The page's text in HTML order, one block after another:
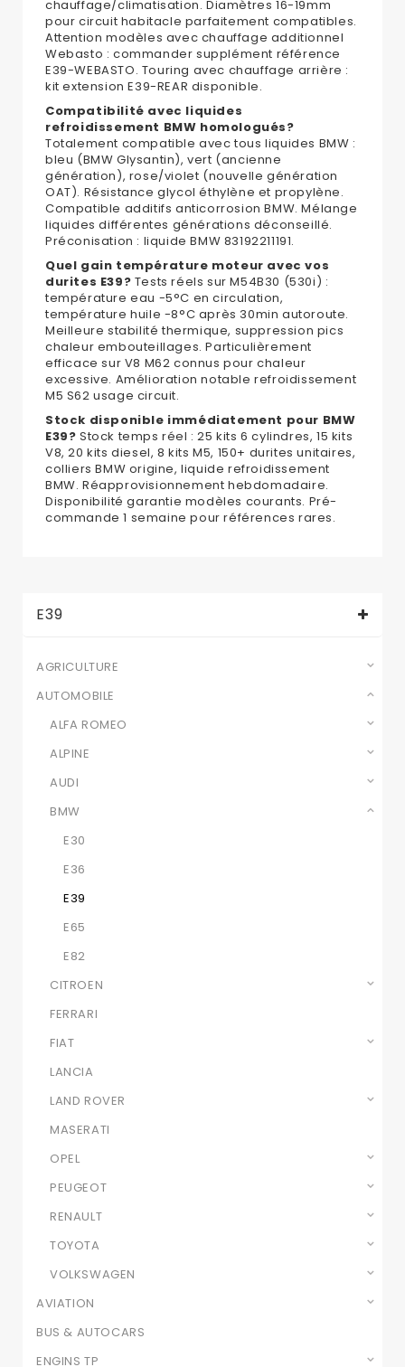
chauffage/climatisation. Diamètres 16-19mm
pour circuit habitacle parfaitement compatibles.
Attention modèles avec chauffage additionnel
Webasto : commander supplément référence
E39-WEBASTO. Touring avec chauffage arrière :
kit extension E39-REAR disponible.
Compatibilité avec liquides
refroidissement BMW homologués?
Totalement compatible avec tous liquides BMW :
bleu (BMW Glysantin), vert (ancienne
génération), rose/violet (nouvelle génération
OAT). Résistance glycol éthylène et propylène.
Compatible additifs anticorrosion BMW. Mélange
liquides différentes générations déconseillé.
Préconisation : liquide BMW 83192211191.
Quel gain température moteur avec vos
durites E39? Tests réels sur M54B30 (530i) :
température eau -5°C en circulation,
température huile -8°C après 30min autoroute.
Meilleure stabilité thermique, suppression pics
chaleur embouteillages. Particulièrement
efficace sur V8 M62 connus pour chaleur
excessive. Amélioration notable refroidissement
M5 S62 usage circuit.
Stock disponible immédiatement pour BMW
E39? Stock temps réel : 25 kits 6 cylindres, 15 kits
V8, 20 kits diesel, 8 kits M5, 150+ durites unitaires,
colliers BMW origine, liquide refroidissement
BMW. Réapprovisionnement hebdomadaire.
Disponibilité garantie modèles courants. Pré-
commande 1 semaine pour références rares.
E39
AGRICULTURE
AUTOMOBILE
ALFA ROMEO
ALPINE
AUDI
BMW
E30
E36
E39
E65
E82
CITROEN
FERRARI
FIAT
LANCIA
LAND ROVER
MASERATI
OPEL
PEUGEOT
RENAULT
TOYOTA
VOLKSWAGEN
AVIATION
BUS & AUTOCARS
ENGINS TP